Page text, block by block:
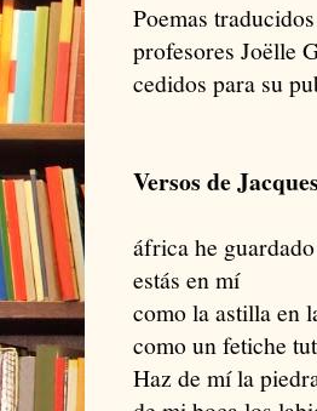
Poemas
profesores Joëlle
cedidos para su
Versos de
áfrica he
estás en mí
como la astilla en
como un fetiche
Haz de mí la